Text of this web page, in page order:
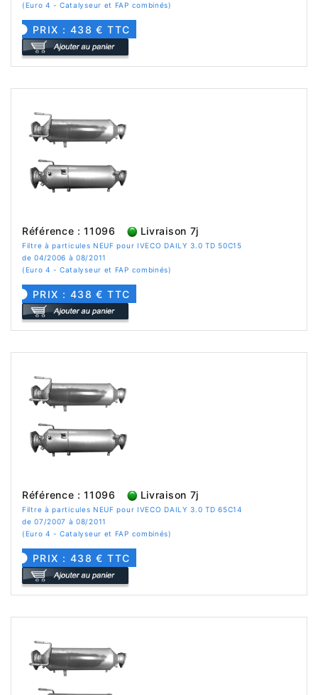
(Euro 4 - Catalyseur et FAP combinés)
PRIX : 438 € TTC
Référence : 11096 Livraison 7j
Filtre à particules NEUF pour IVECO DAILY 3.0 TD 50C15
de 04/2006 à 08/2011
(Euro 4 - Catalyseur et FAP combinés)
PRIX : 438 € TTC
Référence : 11096 Livraison 7j
Filtre à particules NEUF pour IVECO DAILY 3.0 TD 65C14
de 07/2007 à 08/2011
(Euro 4 - Catalyseur et FAP combinés)
PRIX : 438 € TTC